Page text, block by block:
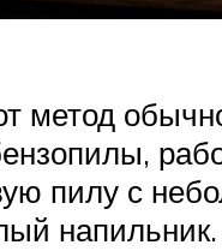
метод
пилу с
напильник.